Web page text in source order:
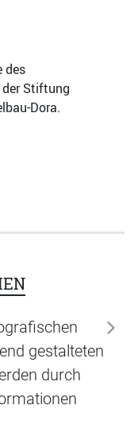
des
Stiftung
Dora.
gestalteten
durch